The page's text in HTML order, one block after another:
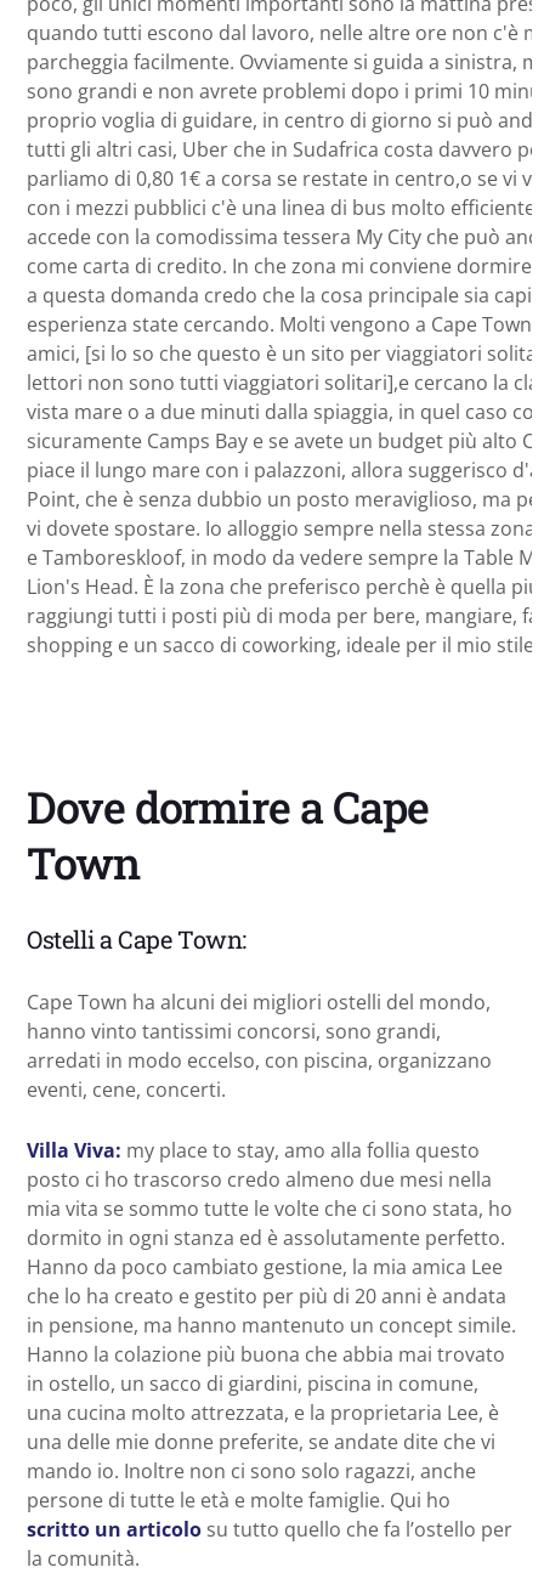
Dove dormire a Cape
Town
Ostelli a Cape Town:
Cape Town ha alcuni dei migliori ostelli del mondo,
hanno vinto tantissimi concorsi, sono grandi,
arredati in modo eccelso, con piscina, organizzano
eventi, cene, concerti.
Villa Viva: my place to stay, amo alla follia questo
posto ci ho trascorso credo almeno due mesi nella
mia vita se sommo tutte le volte che ci sono stata, ho
dormito in ogni stanza ed è assolutamente perfetto.
Hanno da poco cambiato gestione, la mia amica Lee
che lo ha creato e gestito per più di 20 anni è andata
in pensione, ma hanno mantenuto un concept simile.
Hanno la colazione più buona che abbia mai trovato
in ostello, un sacco di giardini, piscina in comune,
una cucina molto attrezzata, e la proprietaria Lee, è
una delle mie donne preferite, se andate dite che vi
mando io. Inoltre non ci sono solo ragazzi, anche
persone di tutte le età e molte famiglie. Qui ho
scritto un articolo su tutto quello che fa l’ostello per
la comunità.